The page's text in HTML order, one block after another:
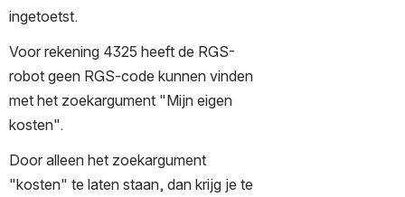
ingetoetst.
Voor rekening 4325 heeft de RGS-
robot geen RGS-code kunnen vinden
met het zoekargument "Mijn eigen
kosten".
Door alleen het zoekargument
"kosten" te laten staan, dan krijg je te